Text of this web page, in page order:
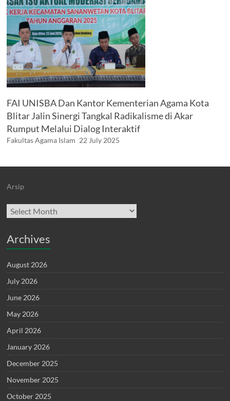
FAI UNISBA Dan Kantor Kementerian Agama Kota
Blitar Jalin Sinergi Tangkal Radikalisme di Akar
Rumput Melalui Dialog Interaktif
Fakultas Agama Islam 22 July 2025
Arsip
Archives
Archives
August 2026
July 2026
June 2026
May 2026
April 2026
January 2026
December 2025
November 2025
October 2025